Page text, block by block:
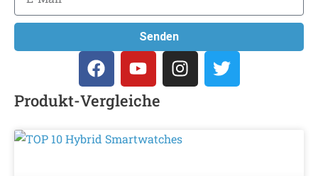
Senden
Produkt-Vergleiche